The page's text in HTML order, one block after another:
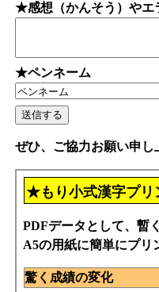
★感想（かんそう）やエ
★ペンネーム
ぜひ、ご協力お願い申し